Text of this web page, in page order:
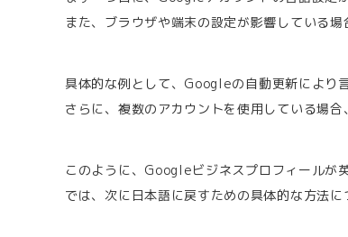
また、ブラウザや端末の設定が影響している
具体的な例として、Googleの自動更新により
さらに、複数のアカウントを使用している場
このように、Googleビジネスプロフィールが
では、次に日本語に戻すための具体的な方法に